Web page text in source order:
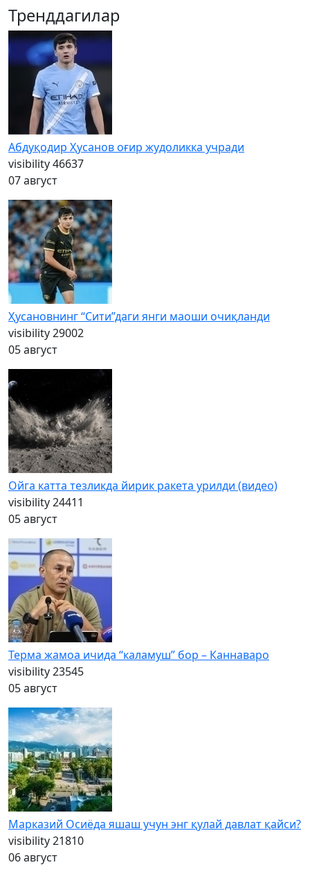
Тренддагилар
Абдуқодир Ҳусанов оғир жудоликка учради
visibility46637
07 август
Ҳусановнинг “Сити”даги янги маоши очиқланди
visibility29002
05 август
Ойга катта тезликда йирик ракета урилди (видео)
visibility24411
05 август
Терма жамоа ичида “каламуш” бор – Каннаваро
visibility23545
05 август
Марказий Осиёда яшаш учун энг қулай давлат қайси?
visibility21810
06 август